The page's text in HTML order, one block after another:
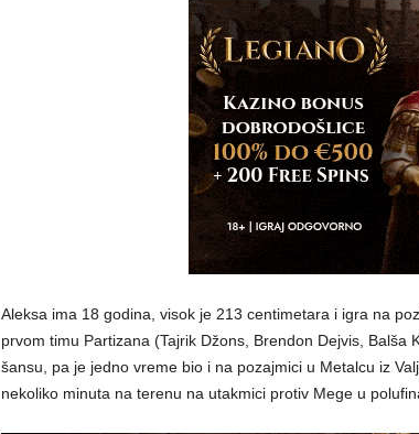
Aleksa ima 18 godina, visok je 213 centimetara i igra na
prvom timu Partizana (Tajrik Džons, Brendon Dejvis, Balša
šansu, pa je jedno vreme bio i na pozajmici u Metalcu iz
nekoliko minuta na terenu na utakmici protiv Mege u